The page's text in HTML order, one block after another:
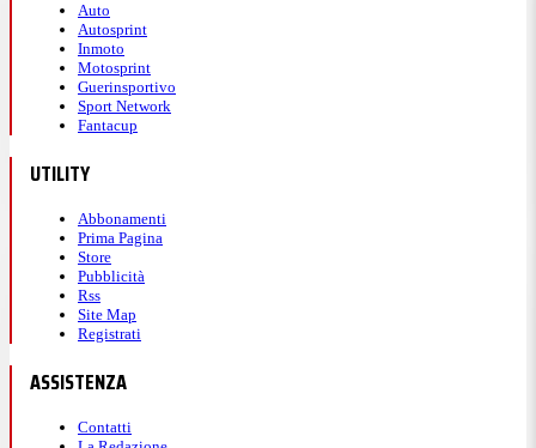
Auto
Autosprint
Inmoto
Motosprint
Guerinsportivo
Sport Network
Fantacup
UTILITY
Abbonamenti
Prima Pagina
Store
Pubblicità
Rss
Site Map
Registrati
ASSISTENZA
Contatti